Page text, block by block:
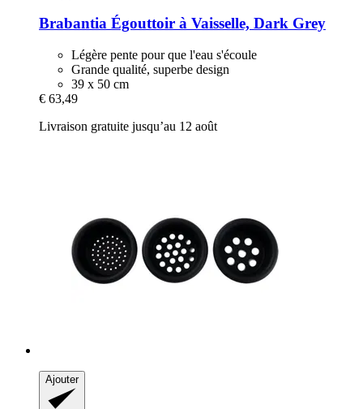
Brabantia Égouttoir à Vaisselle, Dark Grey
Légère pente pour que l'eau s'écoule
Grande qualité, superbe design
39 x 50 cm
€ 63,49
Livraison gratuite jusqu’au 12 août
Ajouter